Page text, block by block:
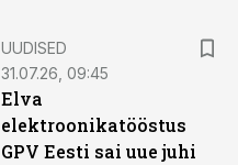
UUDISED
31.07.26, 09:45
Elva
elektroonikatööstus
GPV Eesti sai uue juhi